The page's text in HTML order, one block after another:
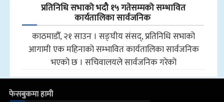
प्रतिनिधि सभाको भदौ १५ गतेसम्मको सम्भावित
कार्यतालिका सार्वजनिक
काठमाडौँ, २१ साउन । सङ्घीय संसद्, प्रतिनिधि सभाको
आगामी एक महिनाको सम्भावित कार्यतालिका सार्वजनिक
भएको छ । सचिवालयले सार्वजनिक गरेको
फेसबुकमा हामी